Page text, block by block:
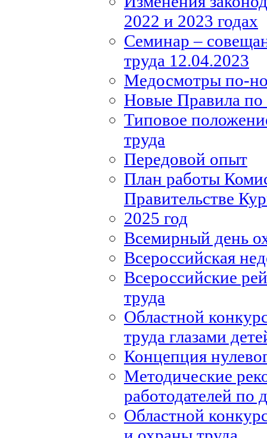
2022 и 2023 годах
Семинар –
труда 12.04.2023
Медосмотры по-
Новые Правила по
Типовое
труда
Передовой опыт
План работы
Правительстве
2025 год
Всемирный день
Всероссийская
Всероссийские
труда
Областной
труда глазами
Концепция
Методические
работодателей по
Областной